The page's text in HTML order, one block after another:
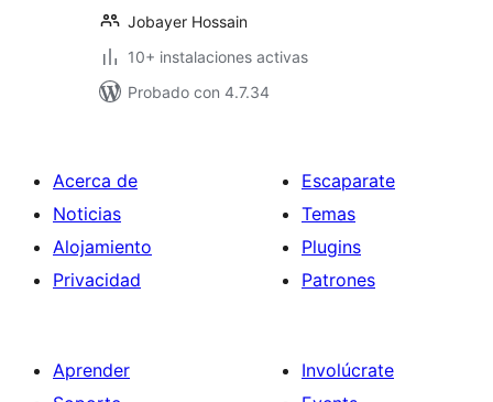
Jobayer Hossain
10+ instalaciones activas
Probado con 4.7.34
Acerca de
Noticias
Alojamiento
Privacidad
Escaparate
Temas
Plugins
Patrones
Aprender
Involúcrate